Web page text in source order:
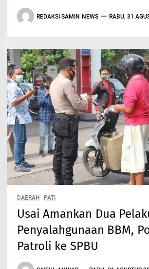
REDAKSI SAMIN NEWS RABU, 31
DAERAH PATI
Usai Amankan Dua
Penyalahgunaan BBM,
Patroli ke SPBU